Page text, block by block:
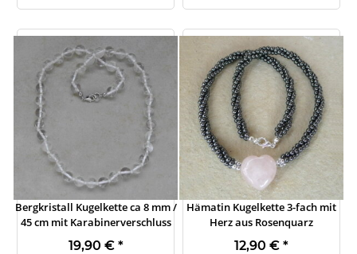
Bergkristall Kugelkette ca 8 mm /
45 cm mit Karabinerverschluss
19,90 € *
Hämatin Kugelkette 3-fach mit
Herz aus Rosenquarz
12,90 € *